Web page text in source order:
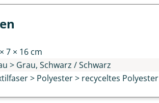
7 × 16 cm
> Grau, Schwarz / Schwarz
> Polyester > recyceltes Polyester